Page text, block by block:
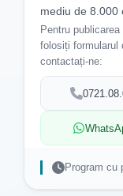
mediu de 8.000
Pentru
folosiți formularul
contactați-ne:
Program